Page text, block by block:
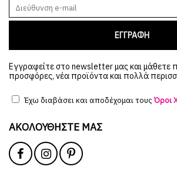
ΕΓΓΡΑΦΗ
Εγγραφείτε στο newsletter μας και μάθετε
προσφόρες, νέα προϊόντα και πολλά
Έχω διαβάσει και αποδέχομαι τουςΌροι
ΑΚΟΛΟΥΘΉΣΤΕ ΜΑΣ